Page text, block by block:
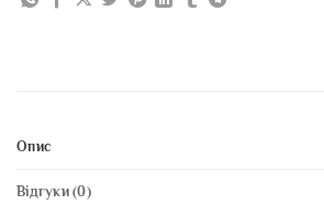
Опис
Відгуки (0)